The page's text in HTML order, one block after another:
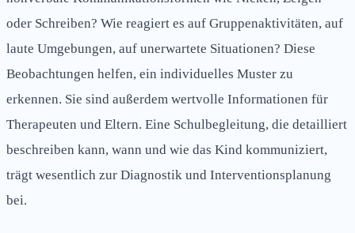
oder Schreiben? Wie reagiert es auf Gruppenaktivitäten, auf
laute Umgebungen, auf unerwartete Situationen? Diese
Beobachtungen helfen, ein individuelles Muster zu
erkennen. Sie sind außerdem wertvolle Informationen für
Therapeuten und Eltern. Eine Schulbegleitung, die detailliert
beschreiben kann, wann und wie das Kind kommuniziert,
trägt wesentlich zur Diagnostik und Interventionsplanung
bei.